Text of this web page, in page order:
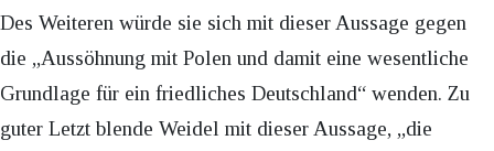
Des Weiteren würde sie sich mit dieser Aussage gegen
die „Aussöhnung mit Polen und damit eine wesentliche
Grundlage für ein friedliches Deutschland“ wenden. Zu
guter Letzt blende Weidel mit dieser Aussage, „die